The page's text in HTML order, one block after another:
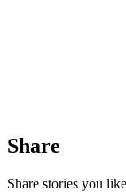
Share
Share stories you